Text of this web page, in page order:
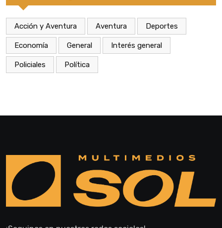
Acción y Aventura Aventura Deportes
Economía General Interés general
Policiales Política